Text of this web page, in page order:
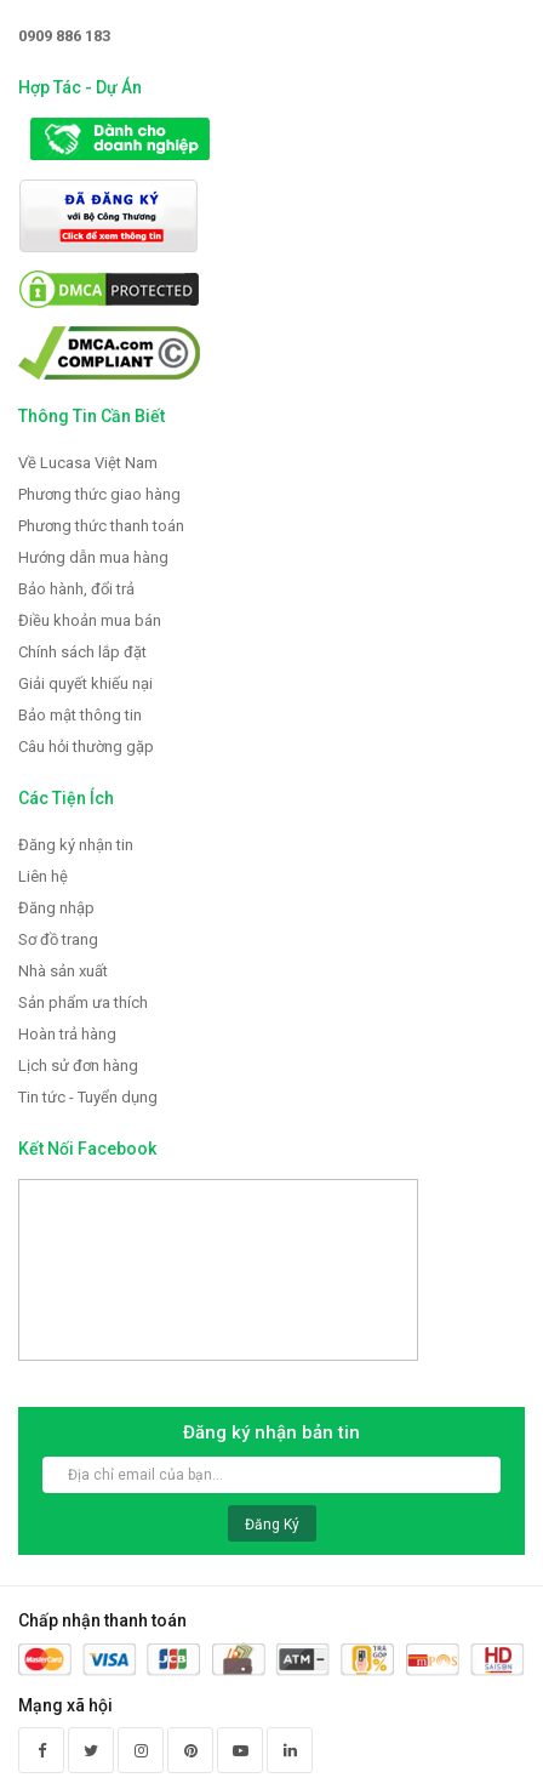
0909 886 183
Hợp Tác - Dự Án
Thông Tin Cần Biết
Về Lucasa Việt Nam
Phương thức giao hàng
Phương thức thanh toán
Hướng dẫn mua hàng
Bảo hành, đổi trả
Điều khoản mua bán
Chính sách lắp đặt
Giải quyết khiếu nại
Bảo mật thông tin
Câu hỏi thường gặp
Các Tiện Ích
Đăng ký nhận tin
Liên hệ
Đăng nhập
Sơ đồ trang
Nhà sản xuất
Sản phẩm ưa thích
Hoàn trả hàng
Lịch sử đơn hàng
Tin tức - Tuyển dụng
Kết Nối Facebook
Đăng ký nhận bản tin
Đăng Ký
Chấp nhận thanh toán
Mạng xã hội